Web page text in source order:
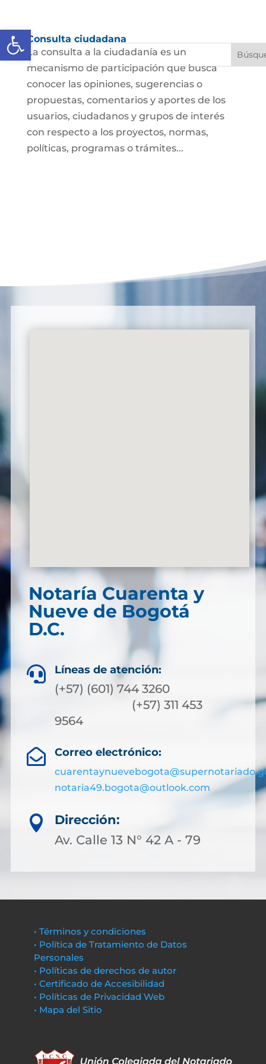
Abrir barra de herramientas
Consulta ciudadana
La consulta a la ciudadanía es un
mecanismo de participación que busca
conocer las opiniones, sugerencias o
propuestas, comentarios y aportes de los
usuarios, ciudadanos y grupos de interés
con respecto a los proyectos, normas,
políticas, programas o trámites...
Notaría Cuarenta y
Nueve de Bogotá
D.C.
 Líneas de atención:
(+57) (601) 744 3260
(+57) 311 453
9564
 Correo electrónico:
notaria49.bogota@outlook.com

Dirección:
Av. Calle 13 N° 42 A - 79
• Términos y condiciones
• Política de Tratamiento de Datos
Personales
• Políticas de derechos de autor
• Certificado de Accesibilidad
• Políticas de Privacidad Web
• Mapa del Sitio